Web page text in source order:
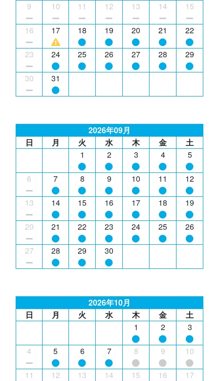
9 10 11 12 13 14 15
16 17 18 19 20 21 22
23 24 25 26 27 28 29
30 31
2026年09月
日
月 火 水 木 金
土
1
2 3 4 5
6 7 8 9 10 11 12
13 14 15 16 17 18 19
20 21 22 23 24 25 26
27 28 29 30
2026年10月
日
月 火 水 木 金
土
1
2 3
4 5 6 7 8 9 10
11 12 13 14 15 16 17